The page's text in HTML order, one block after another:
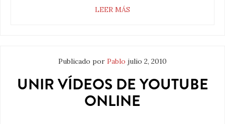
LEER MÁS
Publicado por Pablo julio 2, 2010
UNIR VÍDEOS DE YOUTUBE
ONLINE